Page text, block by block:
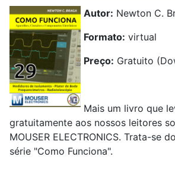
Autor: Newton C.
Formato: virtual
Preço: Gratuito
Mais um livro que
gratuitamente aos nossos leitores
MOUSER ELECTRONICS. Trata-se
série "Como Funciona".